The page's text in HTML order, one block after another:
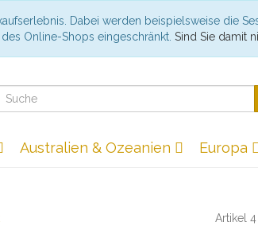
Dabei werden beispielsweise die
Online-Shops eingeschränkt. Sind Sie damit
Australien & Ozeanien Europa
Artikel